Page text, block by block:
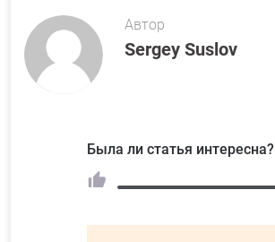
Автор
Sergey Suslov
Была ли статья интересна?